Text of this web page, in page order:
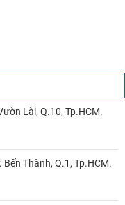
Lài, Q.10, Tp.HCM.
Thành, Q.1, Tp.HCM.